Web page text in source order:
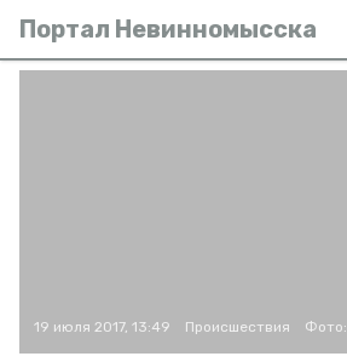
Портал Невинномысска
19 июля 2017, 13:49 Происшествия Фото: